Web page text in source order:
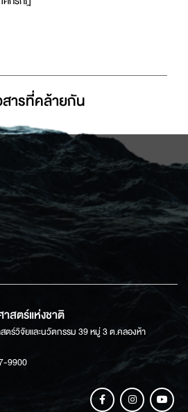
ารที่่คล้ายกัน
สตร์แห่งชาติ
ร์วิจัยและนวัตกรรม 39 หมู่ 3 ต.คลองห้า
9900